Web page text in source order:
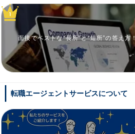
面接でベストな“長所”と“短所”の答え方！
転職エージェントサービスについて